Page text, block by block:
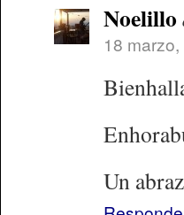
Noelillo
18
Un